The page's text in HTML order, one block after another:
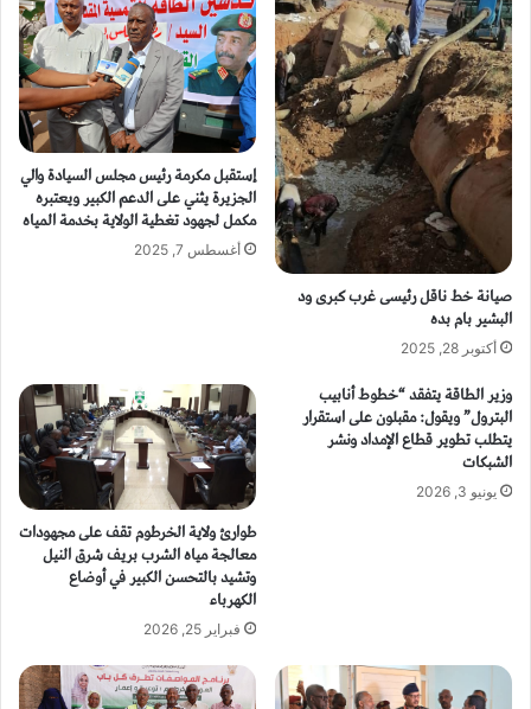
صيانة خط ناقل رئيسى غرب كبرى ود
البشير بام بده
أكتوبر 28, 2025
إستقبل مكرمة رئيس مجلس السيادة والي
الجزيرة يثني على الدعم الكبير ويعتبره
مكمل لجهود تغطية الولاية بخدمة المياه
أغسطس 7, 2025
وزير الطاقة يتفقد “خطوط أنابيب
البترول” ويقول: مقبلون على استقرار
يتطلب تطوير قطاع الإمداد ونشر
الشبكات
يونيو 3, 2026
طوارئ ولاية الخرطوم تقف على مجهودات
معالجة مياه الشرب بريف شرق النيل
وتشيد بالتحسن الكبير في أوضاع
الكهرباء
فبراير 25, 2026